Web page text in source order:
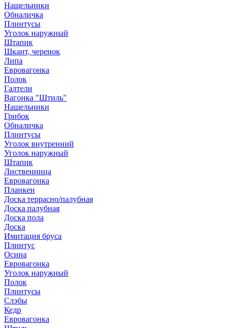
Нащельники
Обналичка
Плинтусы
Уголок наружный
Штапик
Шкант, черенок
Липа
Евровагонка
Полок
Галтели
Вагонка "Штиль"
Нащельники
Грибок
Обналичка
Плинтусы
Уголок внутренний
Уголок наружный
Штапик
Лиственница
Евровагонка
Планкен
Доска террасно/палубная
Доска палубная
Доска пола
Доска
Имитация бруса
Плинтус
Осина
Евровагонка
Уголок наружный
Полок
Плинтусы
Слэбы
Кедр
Евровагонка